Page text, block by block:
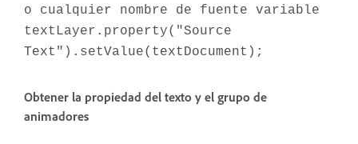
o cualquier nombre de fuente variable
textLayer.property("Source
Text").setValue(textDocument);
Obtener la propiedad del texto y el grupo de
animadores